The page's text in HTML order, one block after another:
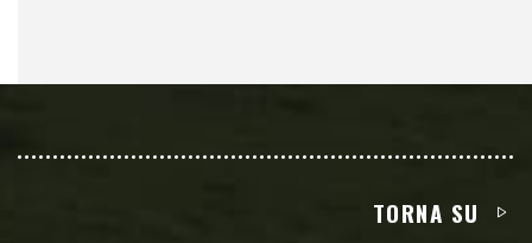
TORNA SU